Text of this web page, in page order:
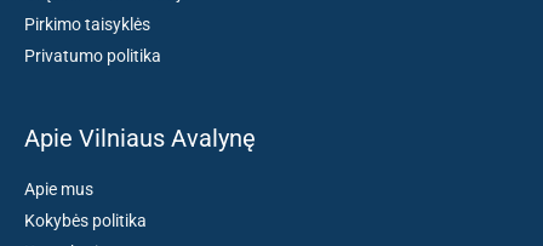
Pirkimo taisyklės
Privatumo politika
Apie Vilniaus Avalynę
Apie mus
Kokybės politika